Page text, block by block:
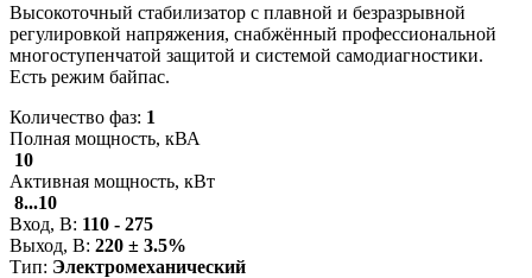
Высокоточный стабилизатор с плавной и безразрывной
регулировкой напряжения, снабжённый профессиональной
многоступенчатой защитой и системой самодиагностики.
Есть режим байпас.
Количество фаз: 1
Полная мощность, кВА
10
Активная мощность, кВт
8...10
Вход, В: 110 - 275
Выход, В: 220 ± 3.5%
Тип: Электромеханический